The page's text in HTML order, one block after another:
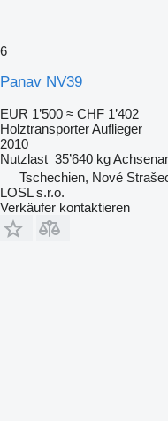
6
Panav NV39
EUR 1’500 ≈ CHF 1’402
Holztransporter Auflieger
2010
Nutzlast 35’640 kg
Tschechien, Nové
LOSL s.r.o.
Verkäufer kontaktieren